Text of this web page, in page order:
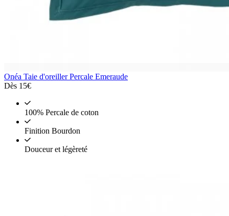
Onéa Taie d'oreiller Percale Emeraude
Dès 15€
100% Percale de coton
Finition Bourdon
Douceur et légèreté